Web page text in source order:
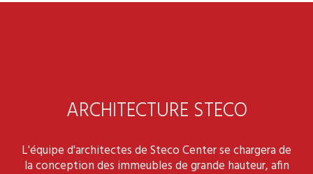
ARCHITECTURE STECO
L'équipe d'architectes de Steco Center se chargera de
la conception des immeubles de grande hauteur, afin